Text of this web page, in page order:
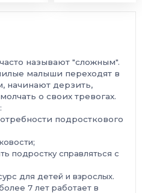
называют "сложным".
малыши переходят в
начинают дерзить,
о своих тревогах.
подросткового
подростку справляться с
для детей и взрослых.
7 лет работает в